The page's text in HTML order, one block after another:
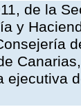
de la
y
ejecutiva